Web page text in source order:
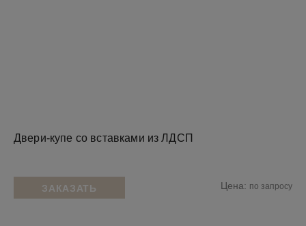
Двери-купе со вставками из ЛДСП
ЗАКАЗАТЬ Цена: по запросу